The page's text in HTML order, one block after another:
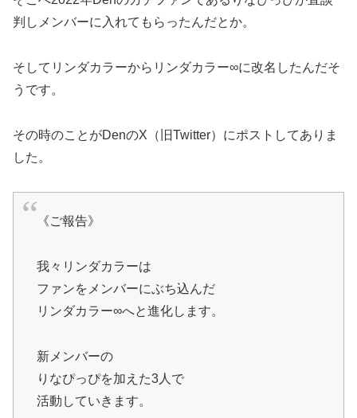
判しメンバーに入れてもらったんだとか。
そしてリンダカラーからリンダカラー∞に改名したんだそ
うです。
その時のことがDenのX（旧Twitter）にポストしてありま
した。
《ご報告》
我々リンダカラーは
ファンをメンバーにぶち込んだ
リンダカラー∞へと進化します。
新メンバーの
りなぴっぴを加えた3人で
活動していきます。